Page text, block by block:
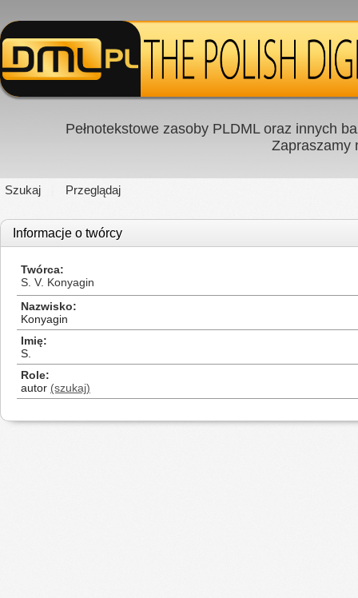
Pełnotekstowe zasoby PLDML oraz innych
Zapraszamy
Szukaj Przeglądaj
Informacje o twórcy
Twórca
S. V. Konyagin
Nazwisko
Konyagin
Imię
S.
Role
autor (szukaj)